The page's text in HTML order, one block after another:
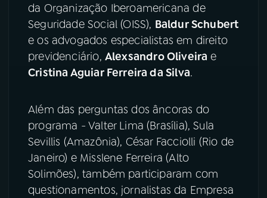
da Organização Iberoamericana de
Seguridade Social (OISS), Baldur Schubert
e os advogados especialistas em direito
previdenciário, Alexsandro Oliveira e
Cristina Aguiar Ferreira da Silva.
Além das perguntas dos âncoras do
programa - Valter Lima (Brasília), Sula
Sevillis (Amazônia), César Facciolli (Rio de
Janeiro) e Misslene Ferreira (Alto
Solimões), também participaram com
questionamentos, jornalistas da Empresa